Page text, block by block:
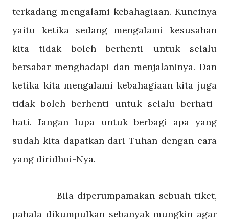
terkadang mengalami kebahagiaan. Kuncinya
yaitu ketika sedang mengalami kesusahan
kita tidak boleh berhenti untuk selalu
bersabar menghadapi dan menjalaninya. Dan
ketika kita mengalami kebahagiaan kita juga
tidak boleh berhenti untuk selalu berhati-
hati. Jangan lupa untuk berbagi apa yang
sudah kita dapatkan dari Tuhan dengan cara
yang diridhoi-Nya.
Bila diperumpamakan sebuah tiket,
pahala dikumpulkan sebanyak mungkin agar